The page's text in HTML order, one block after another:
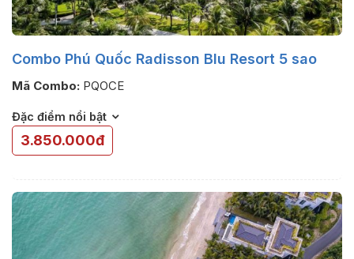
Combo Phú Quốc Radisson Blu Resort 5 sao
Mã Combo: PQOCE
Đặc điểm nổi bật
3.850.000đ